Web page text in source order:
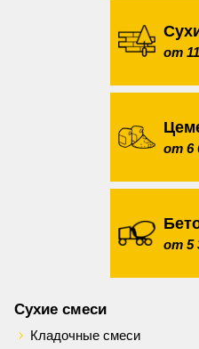
от
от 6
от 5
Сухие смеси
Кладочные смеси